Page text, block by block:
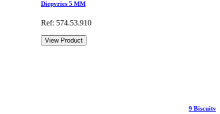
Diepvries 5 MM
Ref: 574.53.910
View Product
9